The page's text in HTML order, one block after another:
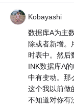
Kobayashi
数据库A为主
除或者新增。
时表中。然后
INK数据库A
中有变动。那
这个我以前做
不知道对你有